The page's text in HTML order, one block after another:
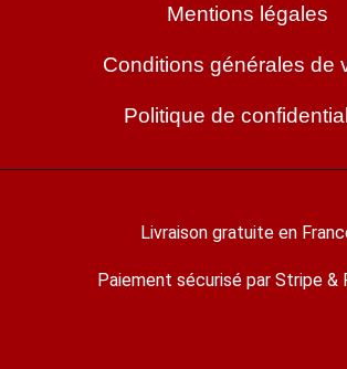
Mentions légales
Conditions générales de
Politique de
Livraison gratuite en
Paiement sécurisé par Stripe &